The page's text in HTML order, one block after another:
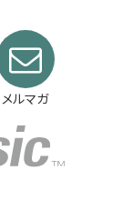
メルマガ